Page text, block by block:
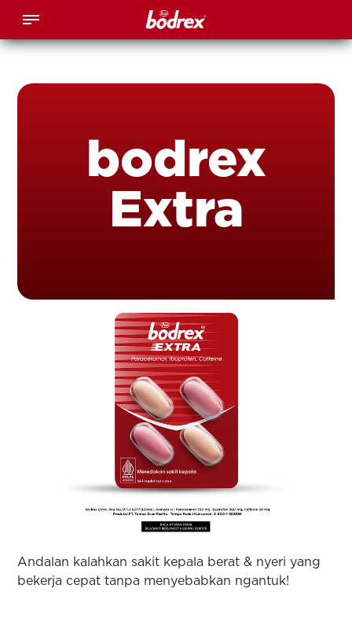
bodrex
Extra
Andalan kalahkan sakit kepala berat & nyeri yang
bekerja cepat tanpa menyebabkan ngantuk!